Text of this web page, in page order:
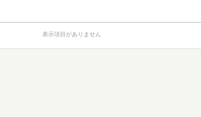
表示項目がありません